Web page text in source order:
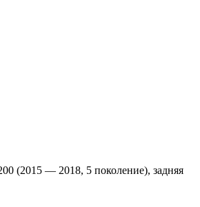
(2015 — 2018, 5 поколение), задняя